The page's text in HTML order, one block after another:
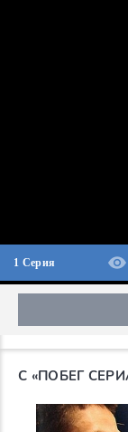
1 Серия
С «ПОБЕГ